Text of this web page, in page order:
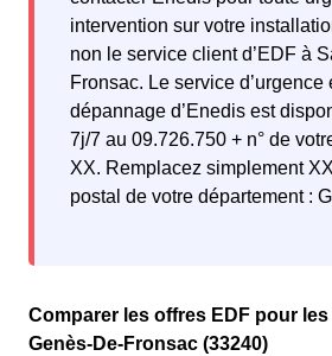
intervention sur votre
non le service client d’EDF à
Fronsac. Le service d’urgence
dépannage d’Enedis est
7j/7 au 09.726.750 + n° de
XX. Remplacez simplement
postal de votre département :
Comparer les offres EDF pour
Genès-De-Fronsac (33240)